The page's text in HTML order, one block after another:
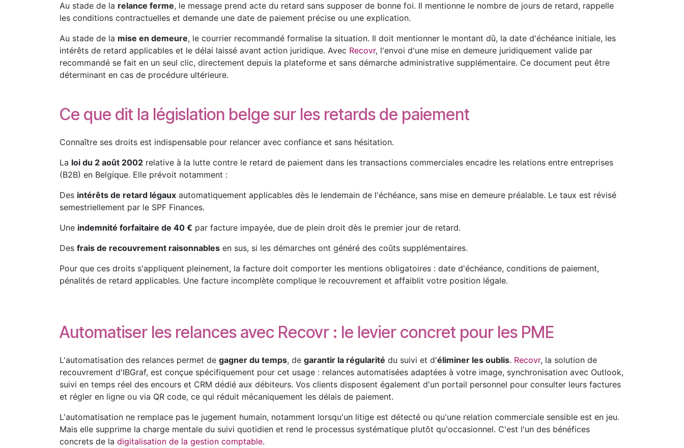
Au stade de la relance ferme, le message prend acte du retard sans supposer de bonne foi. Il mentionne le nombre de jours de retard, rappelle
les conditions contractuelles et demande une date de paiement précise ou une explication.
Au stade de la mise en demeure, le courrier recommandé formalise la situation. Il doit mentionner le montant dû, la date d'échéance initiale, les
intérêts de retard applicables et le délai laissé avant action juridique. Avec Recovr, l'envoi d'une mise en demeure juridiquement valide par
recommandé se fait en un seul clic, directement depuis la plateforme et sans démarche administrative supplémentaire. Ce document peut être
déterminant en cas de procédure ultérieure.
Ce que dit la législation belge sur les retards de paiement
Connaître ses droits est indispensable pour relancer avec confiance et sans hésitation.
La loi du 2 août 2002 relative à la lutte contre le retard de paiement dans les transactions commerciales encadre les relations entre entreprises
(B2B) en Belgique. Elle prévoit notamment :
Des intérêts de retard légaux automatiquement applicables dès le lendemain de l'échéance, sans mise en demeure préalable. Le taux est révisé
semestriellement par le SPF Finances.
Une indemnité forfaitaire de 40 € par facture impayée, due de plein droit dès le premier jour de retard.
Des frais de recouvrement raisonnables en sus, si les démarches ont généré des coûts supplémentaires.
Pour que ces droits s'appliquent pleinement, la facture doit comporter les mentions obligatoires : date d'échéance, conditions de paiement,
pénalités de retard applicables. Une facture incomplète complique le recouvrement et affaiblit votre position légale.
Automatiser les relances avec Recovr : le levier concret pour les PME
L'automatisation des relances permet de gagner du temps, de garantir la régularité du suivi et d'éliminer les oublis. Recovr, la solution de
recouvrement d'IBGraf, est conçue spécifiquement pour cet usage : relances automatisées adaptées à votre image, synchronisation avec Outlook,
suivi en temps réel des encours et CRM dédié aux débiteurs. Vos clients disposent également d'un portail personnel pour consulter leurs factures
et régler en ligne ou via QR code, ce qui réduit mécaniquement les délais de paiement.
L'automatisation ne remplace pas le jugement humain, notamment lorsqu'un litige est détecté ou qu'une relation commerciale sensible est en jeu.
Mais elle supprime la charge mentale du suivi quotidien et rend le processus systématique plutôt qu'occasionnel. C'est l'un des bénéfices
concrets de la digitalisation de la gestion comptable.